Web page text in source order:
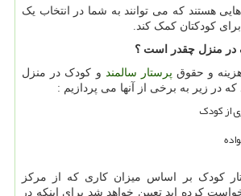
هایی هستند که می توانند به شما در انتخاب یک
کودکتان کمک کند.
در منزل چقدر است ؟
و حقوق پرستار سالمند و کودک در منزل
که در زیر به برخی از آنها می پردازیم :
از کودک
کودک بر اساس میزان کاری که از مرکز
کرده اید تعیین خواهد شد برای اینکه در